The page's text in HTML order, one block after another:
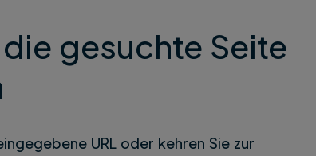
gesuchte Seite
URL oder kehren Sie zur